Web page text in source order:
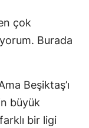
çok
Burada
Beşiktaş’ı
büyük
bir ligi